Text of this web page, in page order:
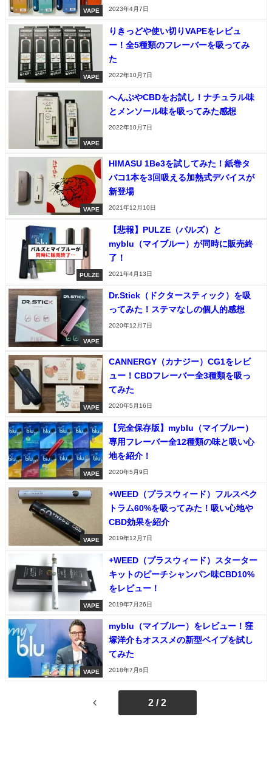
VAPE 2023年4月7日
VAPE
りきっどや使い切りVAPEをレビュ
ー！全5種類のフレーバーを吸ってみ
た
2022年10月7日
VAPE
へんぷやCBDをお試し！ナチュラル味
とメンソール味を吸ってみた感想
2022年10月7日
VAPE
HIMASU 1Be3を試してみた！紙巻タ
バコ1本を3回吸える加熱式デバイスが
新登場
2021年12月10日
PULZE
【悲報】PULZE（パルズ）と
myblu（マイブルー）が同時に販売終
了！
2021年4月13日
VAPE
Dr.Stick（ドクタースティック）を吸
ってみた！ステマなしの個人的感想
2020年12月7日
VAPE
CANNERGY（カナジー）CG1をレビ
ュー！CBDフレーバー全3種類を吸っ
てみた
2020年5月16日
VAPE
【完全保存版】myblu（マイブルー）
専用フレーバー全12種類の味と吸い心
地を紹介！
2020年5月9日
VAPE
+WEED（プラスウィード）フルスペク
トラム60%を吸ってみた！吸い心地や
CBD効果を紹介
2019年12月7日
VAPE
+WEED（プラスウィード）スターター
キットのピーチシャンパン味CBD10%
をレビュー！
2019年7月26日
VAPE
myblu（マイブルー）をレビュー！窪
塚洋介もオススメの新型ベイプを試し
てみた
2018年7月6日
2 / 2